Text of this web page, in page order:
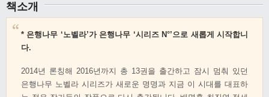
책소개
* 은행나무 ‘노벨라’가 은행나무 ‘시리즈 N°’으로 새롭게 시작합니
다.
2014년 론칭해 2016년까지 총 13권을 출간하고 잠시 멈춰 있던
은행나무 노벨라 시리즈가 새로운 명명과 지금 이 시대를 대표하